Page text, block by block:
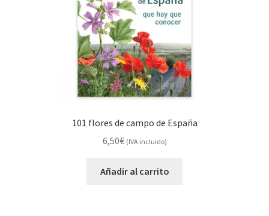
101 flores de campo de España
6,50€ (IVA incluido)
Añadir al carrito